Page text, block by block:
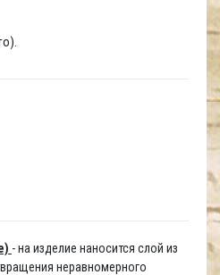
- на изделие наносится слой из
неравномерного